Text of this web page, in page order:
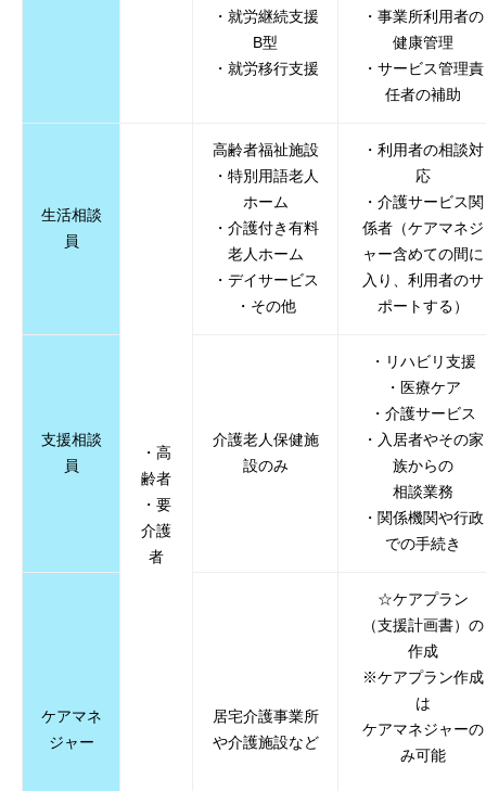
・就労継続支援
B型
・就労移行支援
・事業所利用者の
健康管理
・サービス管理責
任者の補助
生活相談
員
・高
齢者
・要
介護
者
高齢者福祉施設
・特別用語老人
ホーム
・介護付き有料
老人ホーム
・デイサービス
・その他
・利用者の相談対
応
・介護サービス関
係者（ケアマネジ
ャー含めての間に
入り、利用者のサ
ポートする）
支援相談
員
介護老人保健施
設のみ
・リハビリ支援
・医療ケア
・介護サービス
・入居者やその家
族からの
相談業務
・関係機関や行政
での手続き
ケアマネ
ジャー
居宅介護事業所
や介護施設など
☆ケアプラン
（支援計画書）の
作成
※ケアプラン作成
は
ケアマネジャーの
み可能